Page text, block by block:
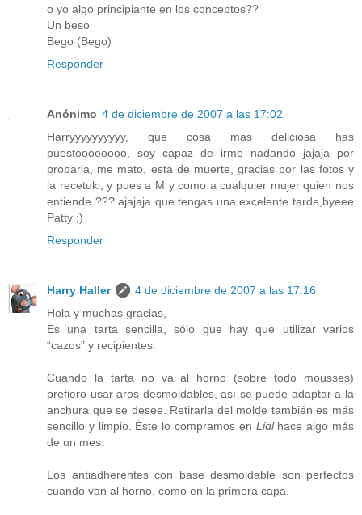
o yo algo principiante en los conceptos??
Un beso
Bego (Bego)
Responder
Anónimo 4 de diciembre de 2007 a las 17:02
Harryyyyyyyyyy, que cosa mas deliciosa has
puestoooooooo, soy capaz de irme nadando jajaja por
probarla, me mato, esta de muerte, gracias por las fotos y
la recetuki, y pues a M y como a cualquier mujer quien nos
entiende ??? ajajaja que tengas una excelente tarde,byeee
Patty ;)
Responder
Harry Haller
4 de diciembre de 2007 a las 17:16
Hola y muchas gracias,
Es una tarta sencilla, sólo que hay que utilizar varios
“cazos” y recipientes.
Cuando la tarta no va al horno (sobre todo mousses)
prefiero usar aros desmoldables, así se puede adaptar a la
anchura que se desee. Retirarla del molde también es más
sencillo y limpio. Éste lo compramos en Lidlhace algo más
de un mes.
Los antiadherentes con base desmoldable son perfectos
cuando van al horno, como en la primera capa.